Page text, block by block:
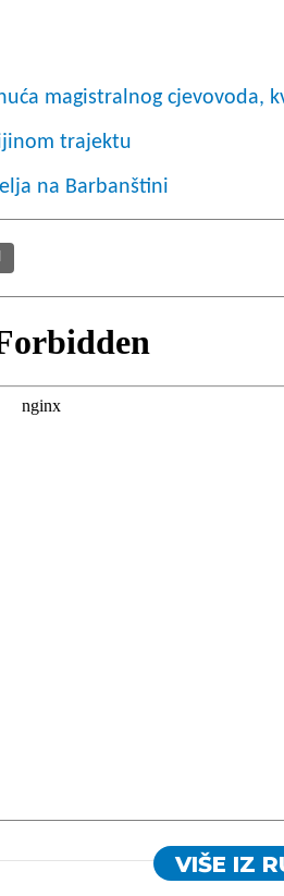
magistralnog cjevovoda,
trajektu
na Barbanštini
VIŠE IZ